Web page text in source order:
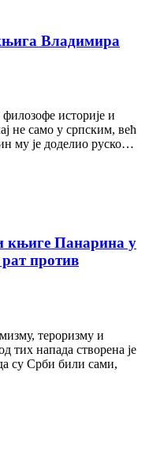
Владимира
историје и
не само у српским, већ
му је доделио руско…
књиге Панарина у
против
тероризму и
тих напада створена је
су Срби били сами,